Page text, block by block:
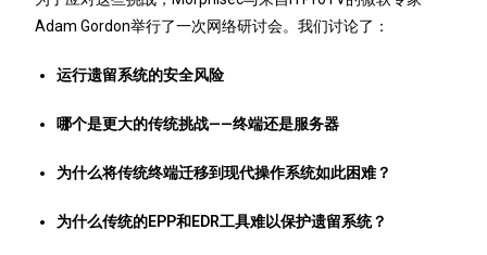
Adam Gordon举行了一次网络研讨会。我们讨论了：
运行遗留系统的安全风险
哪个是更大的传统挑战——终端还是服务器
为什么将传统终端迁移到现代操作系统如此困难？
为什么传统的EPP和EDR工具难以保护遗留系统？